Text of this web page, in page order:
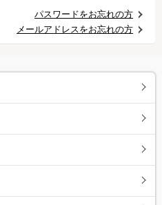
パスワードをお忘れの方
メールアドレスをお忘れの方